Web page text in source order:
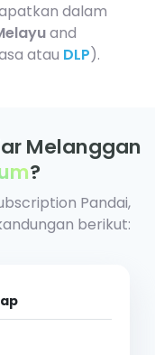
dalam
and
atau DLP).
Melanggan
?
Pandai,
berikut: